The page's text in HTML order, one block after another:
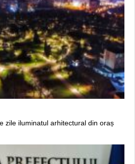
zile iluminatul arhitectural din oraș